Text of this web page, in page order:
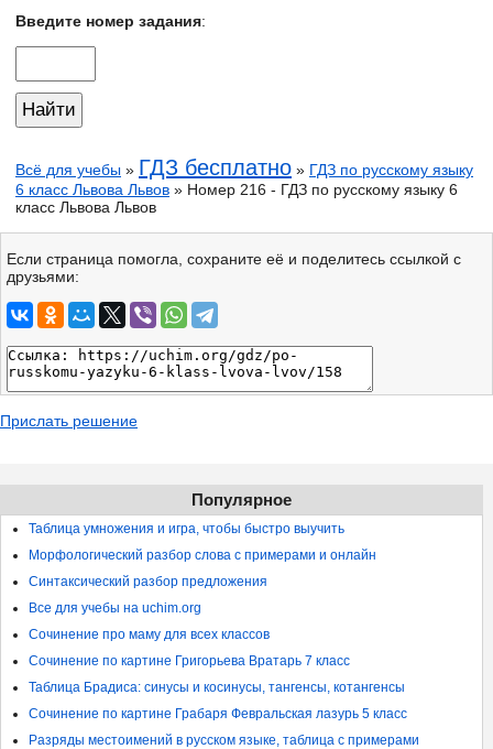
Введите номер задания:
Всё для учебы » ГДЗ бесплатно » ГДЗ по русскому языку
6 класс Львова Львов » Номер 216 - ГДЗ по русскому языку 6
класс Львова Львов
Если страница помогла, сохраните её и поделитесь ссылкой с
друзьями:
Прислать решение
Популярное
Таблица умножения и игра, чтобы быстро выучить
Морфологический разбор слова с примерами и онлайн
Синтаксический разбор предложения
Все для учебы на uchim.org
Сочинение про маму для всех классов
Сочинение по картине Григорьева Вратарь 7 класс
Таблица Брадиса: синусы и косинусы, тангенсы, котангенсы
Сочинение по картине Грабаря Февральская лазурь 5 класс
Разряды местоимений в русском языке, таблица с примерами